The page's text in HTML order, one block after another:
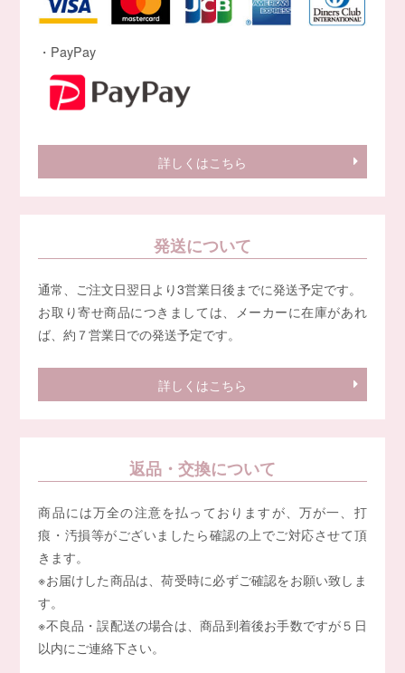
・PayPay
詳しくはこちら
発送について
通常、ご注文日翌日より3営業日後までに発送予定です。
お取り寄せ商品につきましては、メーカーに在庫があれ
ば、約７営業日での発送予定です。
詳しくはこちら
返品・交換について
商品には万全の注意を払っておりますが、万が一、打
痕・汚損等がございましたら確認の上でご対応させて頂
きます。
※お届けした商品は、荷受時に必ずご確認をお願い致しま
す。
※不良品・誤配送の場合は、商品到着後お手数ですが５日
以内にご連絡下さい。